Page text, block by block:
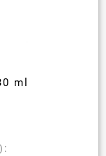
ml